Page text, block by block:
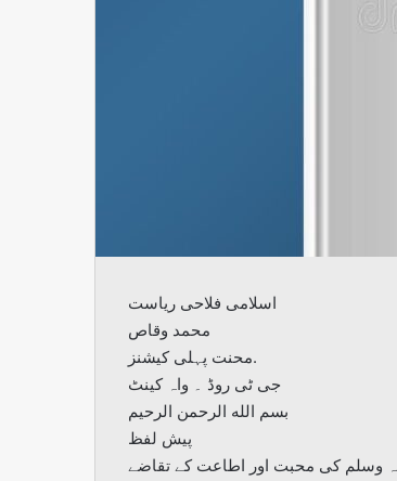
اسلامی فلاحی ریاست
محمد وقاص
محنت پہلی کیشنز.
جی ٹی روڈ ۔ واہ کینٹ
بسم الله الرحمن الرحیم
پیش لفظ
وسلم کی محبت اور اطاعت کے تقاضے